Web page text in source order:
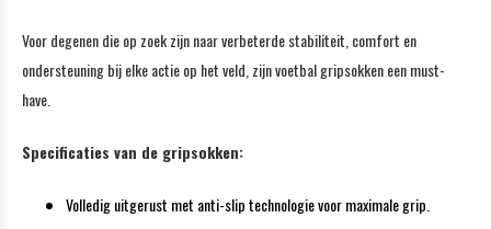
Voor degenen die op zoek zijn naar verbeterde stabiliteit, comfort en
ondersteuning bij elke actie op het veld, zijn voetbal gripsokken een must-
have.
Specificaties van de gripsokken:
Volledig uitgerust met anti-slip technologie voor maximale grip.